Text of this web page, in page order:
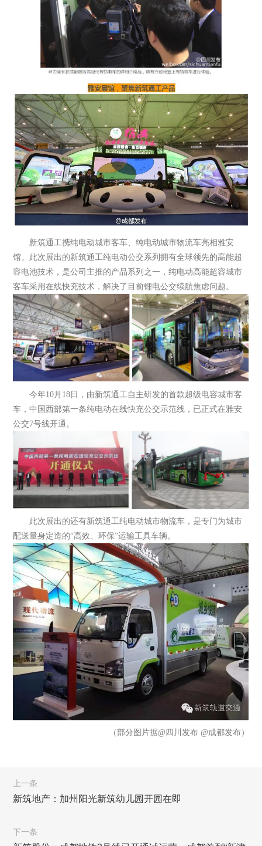
新筑通工携纯电动城市客车、纯电动城市物流车亮相雅安
馆。此次展出的新筑通工纯电动公交系列拥有全球领先的高能超
容电池技术，是公司主推的产品系列之一，纯电动高能超容城市
客车采用在线快充技术，解决了目前锂电公交续航焦虑问题。
今年10月18日，由新筑通工自主研发的首款超级电容城市客
车，中国西部第一条纯电动在线快充公交示范线，已正式在雅安
公交7号线开通。
此次展出的还有新筑通工纯电动城市物流车，是专门为城市
配送量身定造的“高效、环保”运输工具车辆。
（部分图片据@四川发布 @成都发布）
上一条
新筑地产：加州阳光新筑幼儿园开园在即
下一条